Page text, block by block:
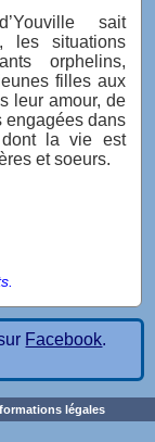
sait
les situations
orphelins,
filles aux
leur amour, de
engagées dans
la vie est
et soeurs.
Facebook.
légales